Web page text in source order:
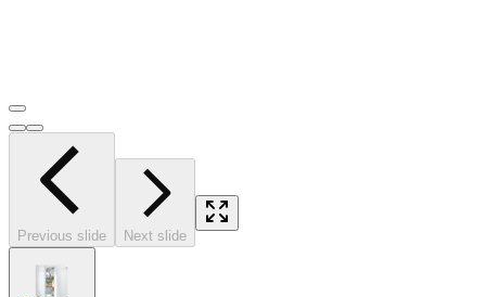
Previous slide Next slide